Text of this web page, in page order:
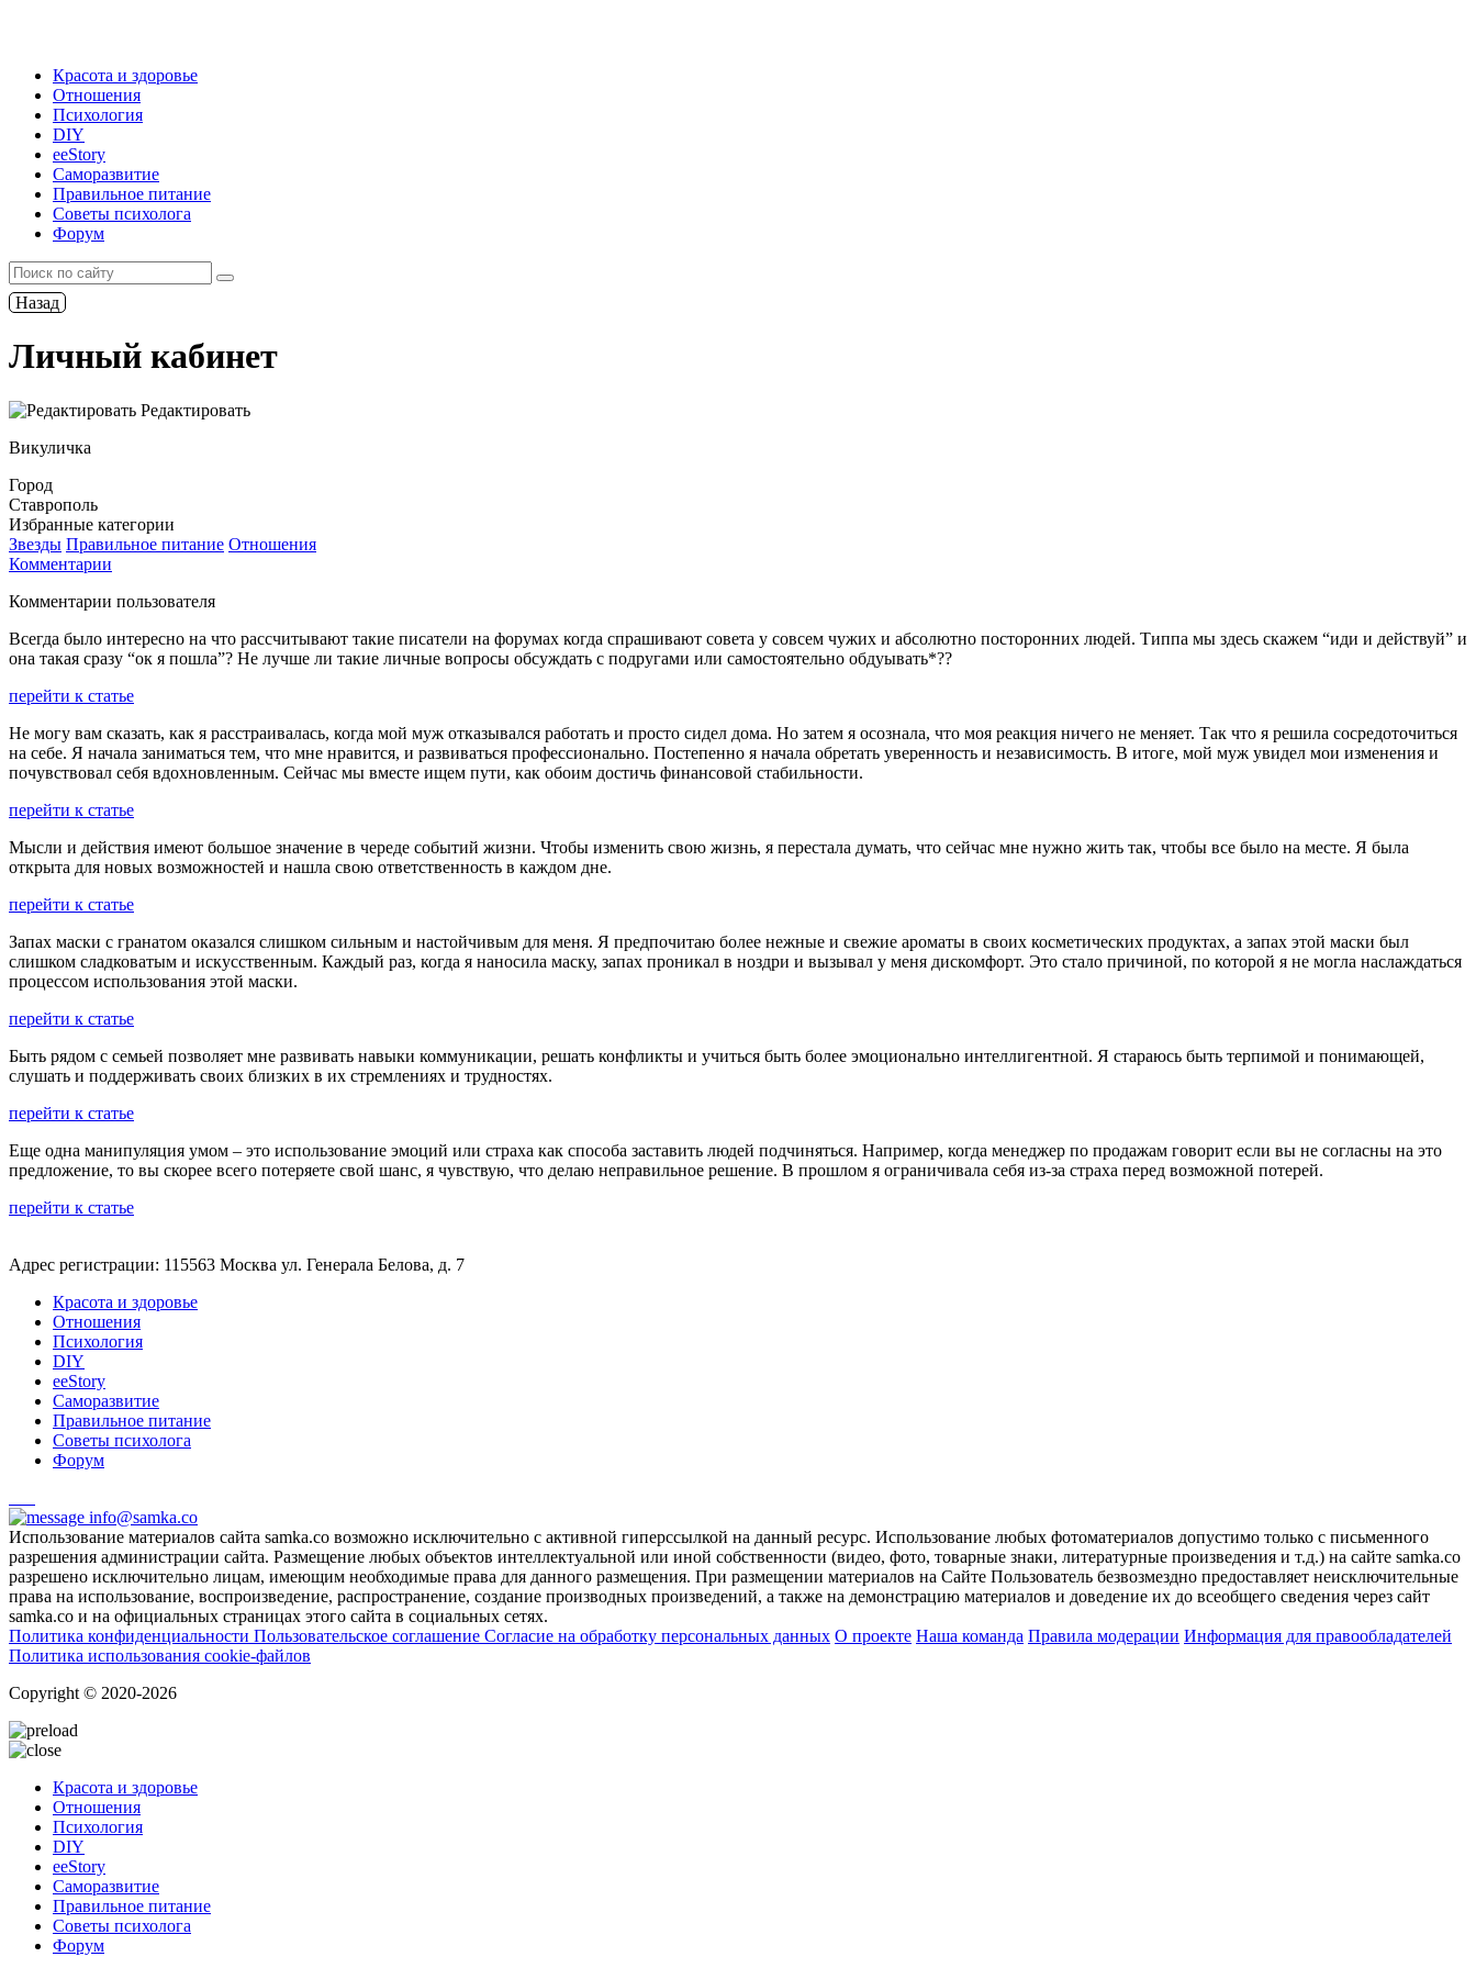
Красота и здоровье
Отношения
Психология
DIY
ееStory
Саморазвитие
Правильное питание
Советы психолога
Форум
Назад
Личный кабинет
Редактировать
Викуличка
Город
Ставрополь
Избранные категории
Звезды Правильное питание Отношения
Комментарии
Комментарии пользователя
Всегда было интересно на что рассчитывают такие писатели на форумах когда спрашивают совета у совсем чужих и абсолютно посторонних людей. Типпа мы здесь скажем “иди и действуй” и
она такая сразу “ок я пошла”? Не лучше ли такие личные вопросы обсуждать с подругами или самостоятельно обдуывать*??
перейти к статье
Не могу вам сказать, как я расстраивалась, когда мой муж отказывался работать и просто сидел дома. Но затем я осознала, что моя реакция ничего не меняет. Так что я решила сосредоточиться
на себе. Я начала заниматься тем, что мне нравится, и развиваться профессионально. Постепенно я начала обретать уверенность и независимость. В итоге, мой муж увидел мои изменения и
почувствовал себя вдохновленным. Сейчас мы вместе ищем пути, как обоим достичь финансовой стабильности.
перейти к статье
Мысли и действия имеют большое значение в череде событий жизни. Чтобы изменить свою жизнь, я перестала думать, что сейчас мне нужно жить так, чтобы все было на месте. Я была
открыта для новых возможностей и нашла свою ответственность в каждом дне.
перейти к статье
Запах маски с гранатом оказался слишком сильным и настойчивым для меня. Я предпочитаю более нежные и свежие ароматы в своих косметических продуктах, а запах этой маски был
слишком сладковатым и искусственным. Каждый раз, когда я наносила маску, запах проникал в ноздри и вызывал у меня дискомфорт. Это стало причиной, по которой я не могла наслаждаться
процессом использования этой маски.
перейти к статье
Быть рядом с семьей позволяет мне развивать навыки коммуникации, решать конфликты и учиться быть более эмоционально интеллигентной. Я стараюсь быть терпимой и понимающей,
слушать и поддерживать своих близких в их стремлениях и трудностях.
перейти к статье
Еще одна манипуляция умом – это использование эмоций или страха как способа заставить людей подчиняться. Например, когда менеджер по продажам говорит если вы не согласны на это
предложение, то вы скорее всего потеряете свой шанс, я чувствую, что делаю неправильное решение. В прошлом я ограничивала себя из-за страха перед возможной потерей.
перейти к статье
Адрес регистрации: 115563 Москва ул. Генерала Белова, д. 7
Красота и здоровье
Отношения
Психология
DIY
ееStory
Саморазвитие
Правильное питание
Советы психолога
Форум
info@samka.co
Использование материалов сайта samka.co возможно исключительно с активной гиперссылкой на данный ресурс. Использование любых фотоматериалов допустимо только с письменного
разрешения администрации сайта. Размещение любых объектов интеллектуальной или иной собственности (видео, фото, товарные знаки, литературные произведения и т.д.) на сайте samka.co
разрешено исключительно лицам, имеющим необходимые права для данного размещения. При размещении материалов на Сайте Пользователь безвозмездно предоставляет неисключительные
права на использование, воспроизведение, распространение, создание производных произведений, а также на демонстрацию материалов и доведение их до всеобщего сведения через сайт
samka.co и на официальных страницах этого сайта в социальных сетях.
Политика конфиденциальности Пользовательское соглашение Согласие на обработку персональных данных О проекте Наша команда Правила модерации Информация для правообладателей
Политика использования cookie-файлов
Copyright © 2020-2026
Красота и здоровье
Отношения
Психология
DIY
ееStory
Саморазвитие
Правильное питание
Советы психолога
Форум